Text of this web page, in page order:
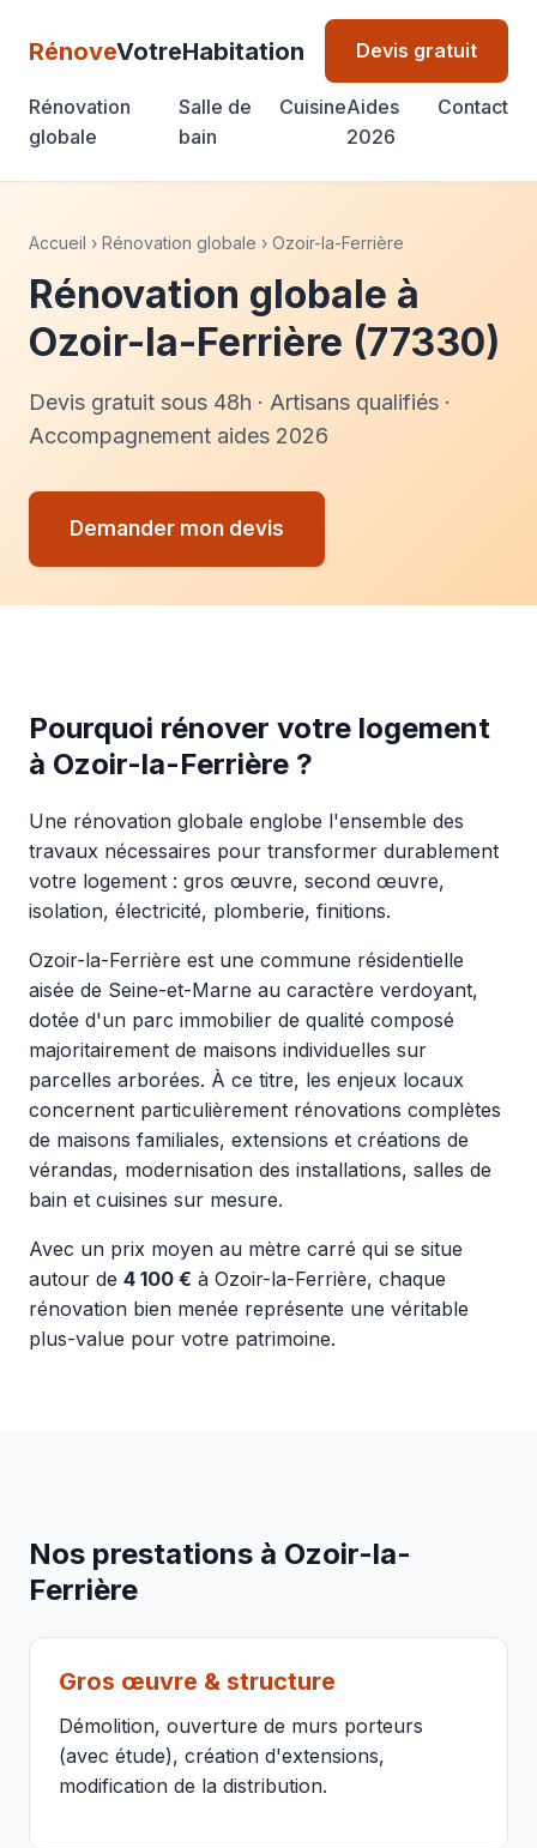
RénoveVotreHabitation
Rénovation
globale
Salle de
bain
CuisineAides
2026
Contact
Devis gratuit
Accueil › Rénovation globale › Ozoir-la-Ferrière
Rénovation globale à
Ozoir-la-Ferrière (77330)
Devis gratuit sous 48h · Artisans qualifiés ·
Accompagnement aides 2026
Demander mon devis
Pourquoi rénover votre logement
à Ozoir-la-Ferrière ?
Une rénovation globale englobe l'ensemble des
travaux nécessaires pour transformer durablement
votre logement : gros œuvre, second œuvre,
isolation, électricité, plomberie, finitions.
Ozoir-la-Ferrière est une commune résidentielle
aisée de Seine-et-Marne au caractère verdoyant,
dotée d'un parc immobilier de qualité composé
majoritairement de maisons individuelles sur
parcelles arborées. À ce titre, les enjeux locaux
concernent particulièrement rénovations complètes
de maisons familiales, extensions et créations de
vérandas, modernisation des installations, salles de
bain et cuisines sur mesure.
Avec un prix moyen au mètre carré qui se situe
autour de 4 100 € à Ozoir-la-Ferrière, chaque
rénovation bien menée représente une véritable
plus-value pour votre patrimoine.
Nos prestations à Ozoir-la-
Ferrière
Gros œuvre & structure
Démolition, ouverture de murs porteurs
(avec étude), création d'extensions,
modification de la distribution.